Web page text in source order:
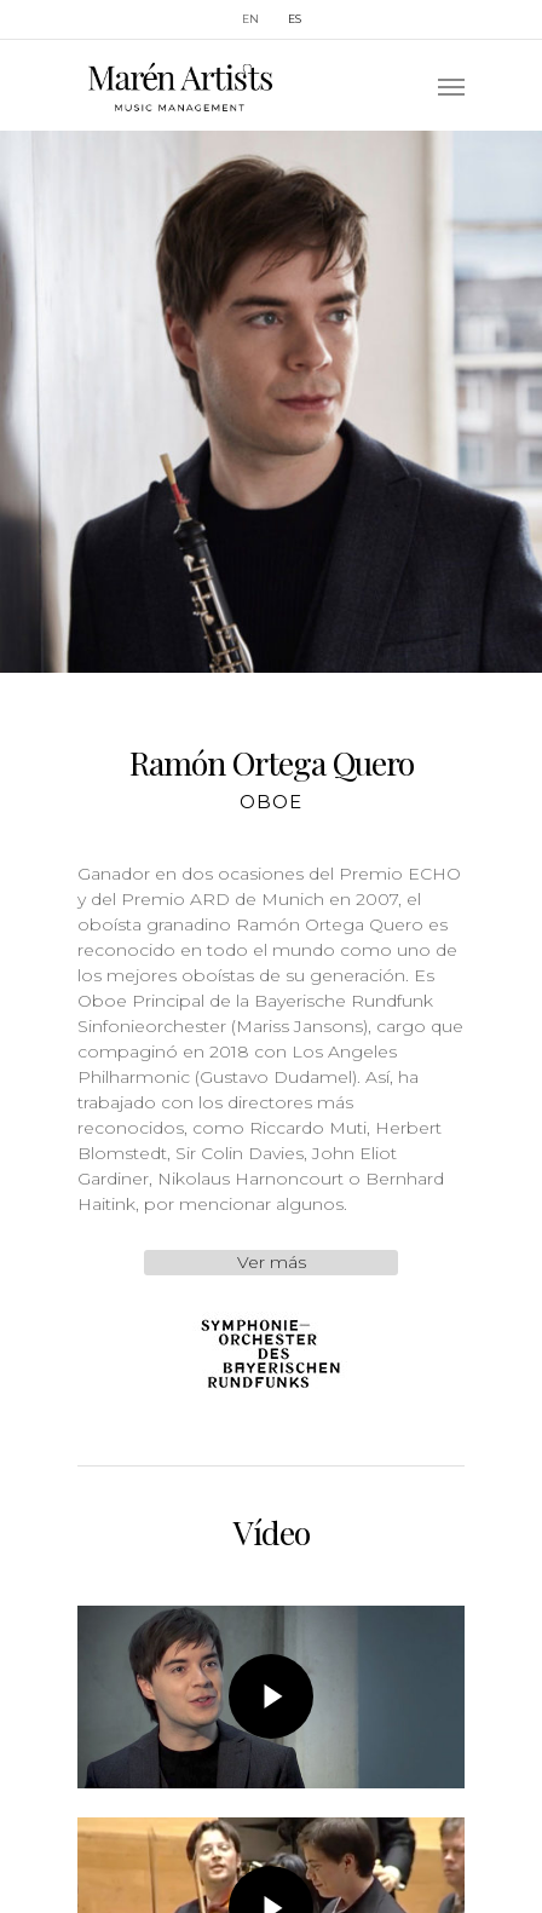
EN ES
Ramón Ortega Quero
OBOE
Ganador en dos ocasiones del Premio ECHO
y del Premio ARD de Munich en 2007, el
oboísta granadino Ramón Ortega Quero es
reconocido en todo el mundo como uno de
los mejores oboístas de su generación. Es
Oboe Principal de la Bayerische Rundfunk
Sinfonieorchester (Mariss Jansons), cargo que
compaginó en 2018 con Los Angeles
Philharmonic (Gustavo Dudamel). Así, ha
trabajado con los directores más
reconocidos, como Riccardo Muti, Herbert
Blomstedt, Sir Colin Davies, John Eliot
Gardiner, Nikolaus Harnoncourt o Bernhard
Haitink, por mencionar algunos.
Ver más
Vídeo